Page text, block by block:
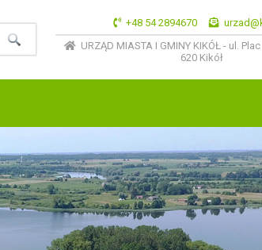
+48 54 2894670
URZĄD MIASTA I GMINY KIKÓŁ - ul.
620 Kikół